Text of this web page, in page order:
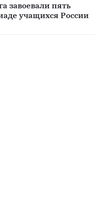
завоевали пять
учащихся России